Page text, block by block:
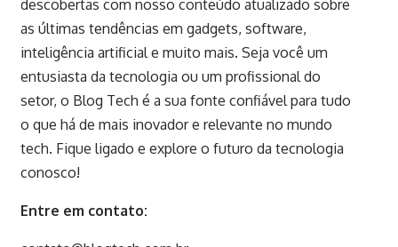
descobertas com nosso conteúdo atualizado sobre
as últimas tendências em gadgets, software,
inteligência artificial e muito mais. Seja você um
entusiasta da tecnologia ou um profissional do
setor, o Blog Tech é a sua fonte confiável para tudo
o que há de mais inovador e relevante no mundo
tech. Fique ligado e explore o futuro da tecnologia
conosco!
Entre em contato: